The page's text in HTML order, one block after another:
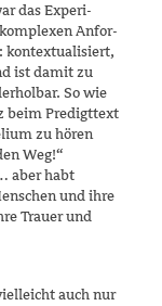
das Experi­
Anfor­
kontextualisiert,
ist damit zu
So wie
beim Predigttext
zu hören
Weg!“
aber habt
und ihre
Trauer und
auch nur